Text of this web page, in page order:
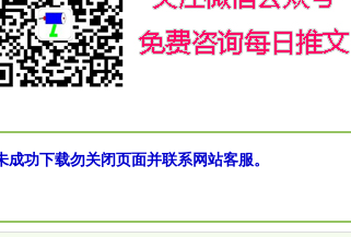
功下载勿关闭页面并联系网站客服。